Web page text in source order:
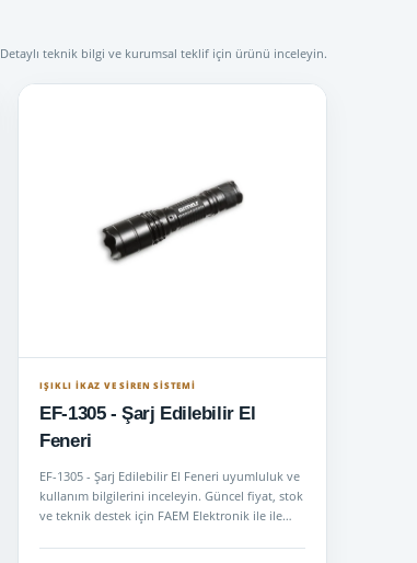
Detaylı teknik bilgi ve kurumsal teklif için ürünü inceleyin.
IŞIKLI İKAZ VE SİREN SİSTEMİ
EF-1305 - Şarj Edilebilir El
Feneri
EF-1305 - Şarj Edilebilir El Feneri uyumluluk ve
kullanım bilgilerini inceleyin. Güncel fiyat, stok
ve teknik destek için FAEM Elektronik ile ile…